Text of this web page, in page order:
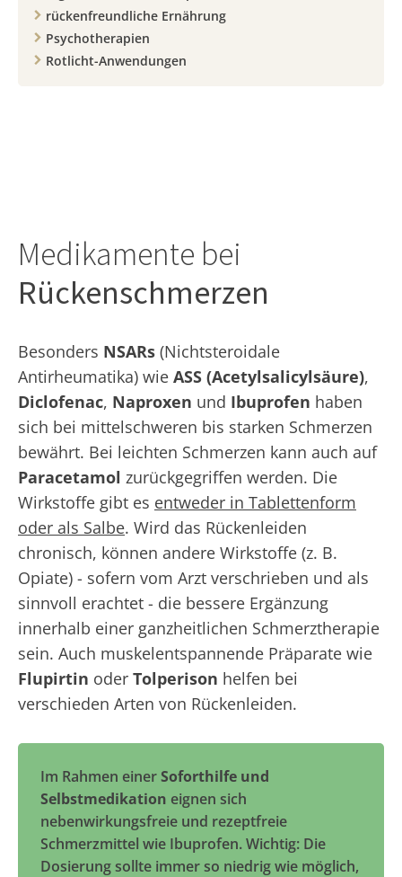
rückenfreundliche Ernährung
Psychotherapien
Rotlicht-Anwendungen
Medikamente bei
Rückenschmerzen
Besonders NSARs (Nichtsteroidale
Antirheumatika) wie ASS (Acetylsalicylsäure),
Diclofenac, Naproxen und Ibuprofen haben
sich bei mittelschweren bis starken Schmerzen
bewährt. Bei leichten Schmerzen kann auch auf
Paracetamol zurückgegriffen werden. Die
Wirkstoffe gibt es entweder in Tablettenform
oder als Salbe. Wird das Rückenleiden
chronisch, können andere Wirkstoffe (z. B.
Opiate) - sofern vom Arzt verschrieben und als
sinnvoll erachtet - die bessere Ergänzung
innerhalb einer ganzheitlichen Schmerztherapie
sein. Auch muskelentspannende Präparate wie
Flupirtin oder Tolperison helfen bei
verschieden Arten von Rückenleiden.
Im Rahmen einerSoforthilfe und
Selbstmedikation eignen sich
nebenwirkungsfreie und rezeptfreie
Schmerzmittel wie Ibuprofen. Wichtig: Die
Dosierung sollte immer so niedrig wie möglich,